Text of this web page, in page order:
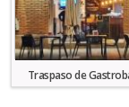
Traspaso de